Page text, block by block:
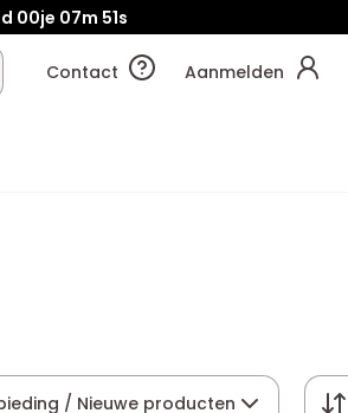
00je 07m 51s
Contact Aanmelden
/ Nieuwe producten